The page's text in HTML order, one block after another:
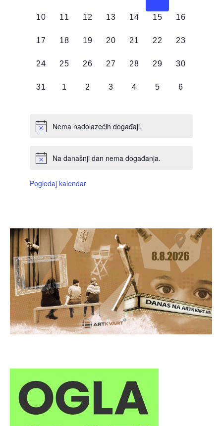
0
10
0
11
0
12
0
13
0
14
0
15
0
16
0
17
0
18
0
19
0
20
0
21
0
22
0
23
0
24
0
25
0
26
0
27
0
28
0
29
0
30
0
31
0
1
0
2
0
3
0
4
0
5
0
6
Nema nadolazećih događaji.
Na današnji dan nema događanja.
Pogledaj kalendar